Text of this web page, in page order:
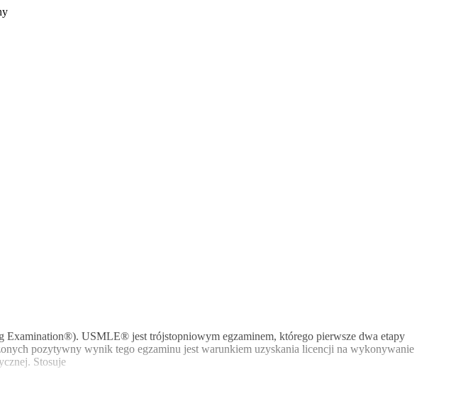
Examination®). USMLE® jest trójstopniowym egzaminem, którego pierwsze dwa etapy
pozytywny wynik tego egzaminu jest warunkiem uzyskania licencji na wykonywanie
Stosuje